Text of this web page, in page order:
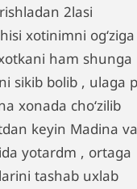
2lasi
xotinimni ogʻziga
ham shunga
sikib bolib , ulaga
xonada choʻzilib
keyin Madina va
yotardm , ortaga
tashab uxlab